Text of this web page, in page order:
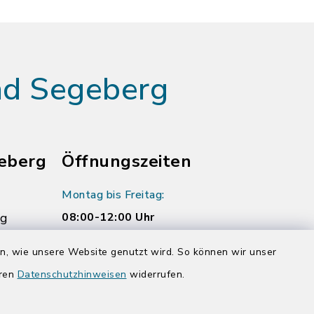
wie unsere Website genutzt wird. So können wir unser
Datenschutzhinweisen widerrufen.
Segeberg
Öffnungszeiten
Montag bis Freitag:
08:00-12:00 Uhr
Donnerstag zusätzlich:
14:00-17:00 Uhr